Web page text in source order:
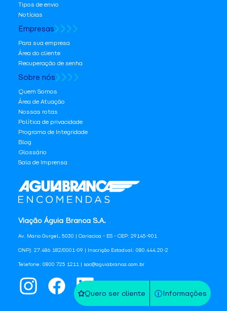
Quero ser cliente Informações
Viação Águia Branca S.A.
Av. Mario Gurgel, 5030 | Cariacica - ES - CEP: 29145-901
CNPJ: 27.486.182/0001-09 | Inscrição Estadual: 080.444.20-2
Telefone: 0800 725 1211 | sac@aguiabranca.com.br
Tipos de envio
Notícias
Empresas
Para sua empresa
Área do cliente
Recuperação de senha
Sobre nós
Quem Somos
Área de Atuação
Nossas rotas
Política de privacidade
Programa de Integridade
Blog
Glossário
Sala de Imprensa